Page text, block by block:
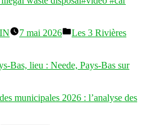
7 mai 2026
Publié
Les 3 Rivières
Bas, lieu : Neede, Pays-Bas sur
municipales 2026 : l’analyse des